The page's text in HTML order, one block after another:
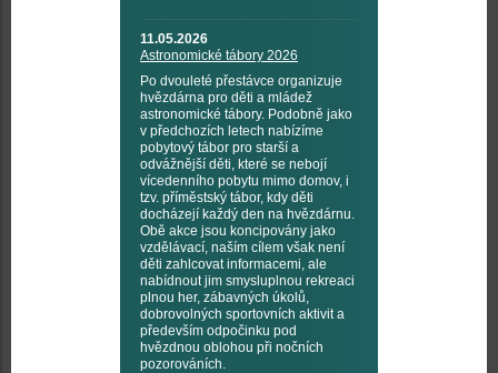
11.05.2026
Astronomické tábory 2026
Po dvouleté přestávce organizuje
hvězdárna pro děti a mládež
astronomické tábory. Podobně jako
v předchozích letech nabízíme
pobytový tábor pro starší a
odvážnější děti, které se nebojí
vícedenního pobytu mimo domov, i
tzv. příměstský tábor, kdy děti
docházejí každý den na hvězdárnu.
Obě akce jsou koncipovány jako
vzdělávací, naším cílem však není
děti zahlcovat informacemi, ale
nabídnout jim smysluplnou rekreaci
plnou her, zábavných úkolů,
dobrovolných sportovních aktivit a
především odpočinku pod
hvězdnou oblohou při nočních
pozorováních.